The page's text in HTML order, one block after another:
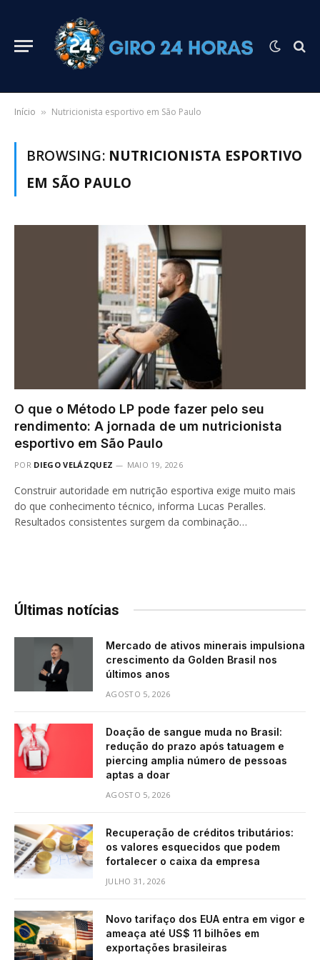
Início » Nutricionista esportivo em São Paulo
BROWSING: NUTRICIONISTA ESPORTIVO
EM SÃO PAULO
O que o Método LP pode fazer pelo seu
rendimento: A jornada de um nutricionista
esportivo em São Paulo
POR DIEGO VELÁZQUEZ MAIO 19, 2026
Construir autoridade em nutrição esportiva exige muito mais
do que conhecimento técnico, informa Lucas Peralles.
Resultados consistentes surgem da combinação…
Últimas notícias
Mercado de ativos minerais impulsiona
crescimento da Golden Brasil nos
últimos anos
AGOSTO 5, 2026
Doação de sangue muda no Brasil:
redução do prazo após tatuagem e
piercing amplia número de pessoas
aptas a doar
AGOSTO 5, 2026
Recuperação de créditos tributários:
os valores esquecidos que podem
fortalecer o caixa da empresa
JULHO 31, 2026
Novo tarifaço dos EUA entra em vigor e
ameaça até US$ 11 bilhões em
exportações brasileiras